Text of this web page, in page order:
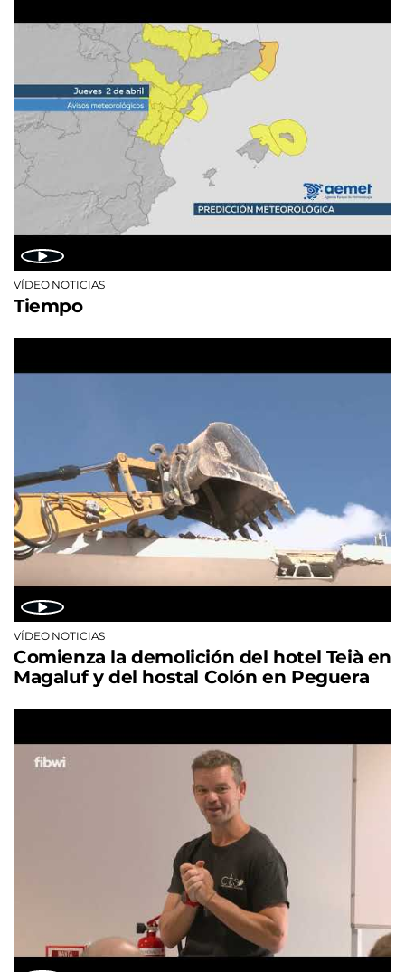
VÍDEO NOTICIAS
Tiempo
VÍDEO NOTICIAS
Comienza la demolición del hotel Teià en
Magaluf y del hostal Colón en Peguera